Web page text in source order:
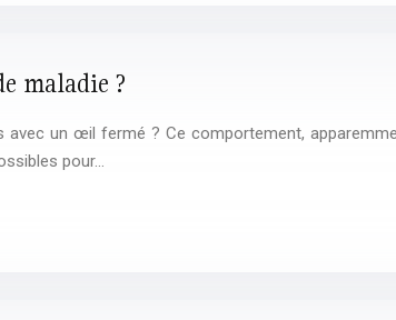
maladie ?
un œil fermé ? Ce comportement,
pour…